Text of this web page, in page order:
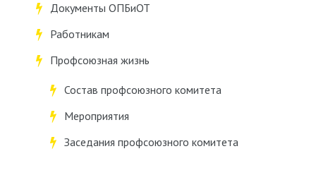
Документы ОПБиОТ
Работникам
Профсоюзная жизнь
Состав профсоюзного комитета
Мероприятия
Заседания профсоюзного комитета